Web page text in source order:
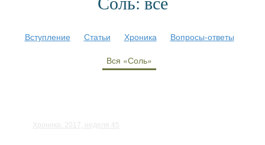
Вступление Статьи Хроника
Вопросы-ответы
Вся «Соль»
Хроника: 2017, неделя 45